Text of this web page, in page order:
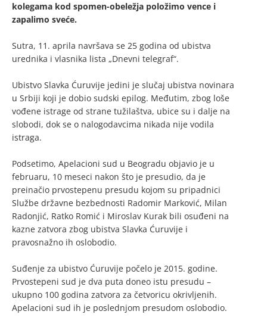
kolegama kod spomen-obeležja položimo vence i
zapalimo sveće.
Sutra, 11. aprila navršava se 25 godina od ubistva
urednika i vlasnika lista „Dnevni telegraf“.
Ubistvo Slavka Ćuruvije jedini je slučaj ubistva novinara
u Srbiji koji je dobio sudski epilog. Međutim, zbog loše
vođene istrage od strane tužilaštva, ubice su i dalje na
slobodi, dok se o nalogodavcima nikada nije vodila
istraga.
Podsetimo, Apelacioni sud u Beogradu objavio je u
februaru, 10 meseci nakon što je presudio, da je
preinačio prvostepenu presudu kojom su pripadnici
Službe državne bezbednosti Radomir Marković, Milan
Radonjić, Ratko Romić i Miroslav Kurak bili osuđeni na
kazne zatvora zbog ubistva Slavka Ćuruvije i
pravosnažno ih oslobodio.
Suđenje za ubistvo Ćuruvije počelo je 2015. godine.
Prvostepeni sud je dva puta doneo istu presudu –
ukupno 100 godina zatvora za četvoricu okrivljenih.
Apelacioni sud ih je poslednjom presudom oslobodio.